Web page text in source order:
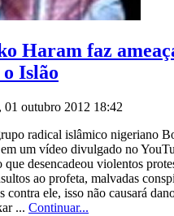
Haram faz
Islão
01 outubro 2012 18:42
radical islâmico nigeriano
um vídeo divulgado no
desencadeou violentos
ao profeta, malvadas
contra ele, isso não causará
... Continuar...